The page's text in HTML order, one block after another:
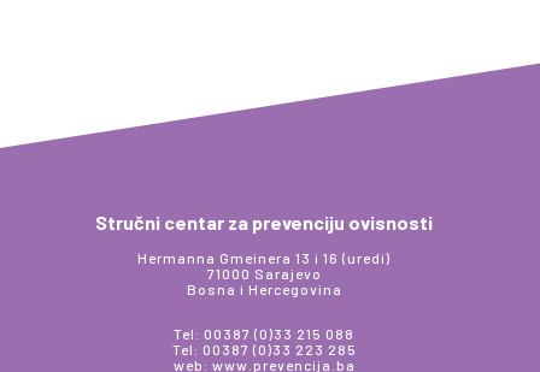
Stručni centar za prevenciju ovisnosti
Hermanna Gmeinera 13 i 16 (uredi)
71000 Sarajevo
Bosna i Hercegovina
Tel: 00387 (0)33 215 088
Tel: 00387 (0)33 223 285
web: www.prevencija.ba